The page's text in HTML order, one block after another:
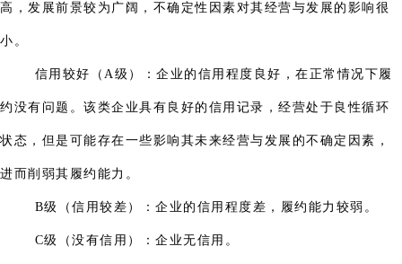
高，发展前景较为广阔，不确定性因素对其经营与发展的影响很
小。
信用较好（A级）：企业的信用程度良好，在正常情况下履
约没有问题。该类企业具有良好的信用记录，经营处于良性循环
状态，但是可能存在一些影响其未来经营与发展的不确定因素，
进而削弱其履约能力。
B级（信用较差）：企业的信用程度差，履约能力较弱。
C级（没有信用）：企业无信用。